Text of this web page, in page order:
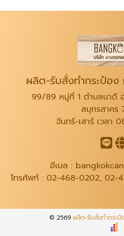
ผลิต-รับสั่งทำกระป๋อ
99/89 หมู่ที่ 1 ตำบลนาดี
สมุทรสาคร
จันทร์-เสาร์ เวลา
อีเมล :
โทรศัพท์ : 02-468-0202, 02-
© 2569 ผลิต-รับสั่งทำกระ